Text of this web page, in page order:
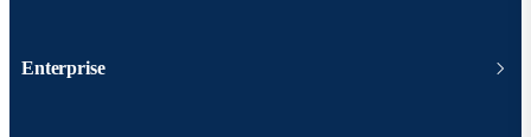
Enterprise